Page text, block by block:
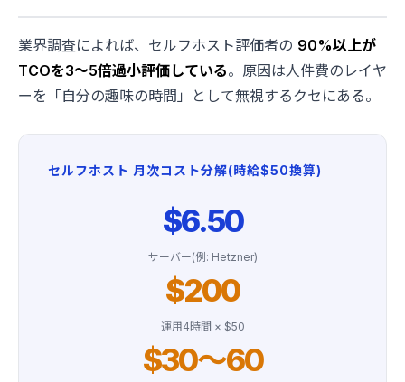
業界調査によれば、セルフホスト評価者の 90%以上が
TCOを3〜5倍過小評価している。原因は人件費のレイヤ
ーを「自分の趣味の時間」として無視するクセにある。
セルフホスト 月次コスト分解(時給$50換算)
$6.50
サーバー(例: Hetzner)
$200
運用4時間 × $50
$30〜60